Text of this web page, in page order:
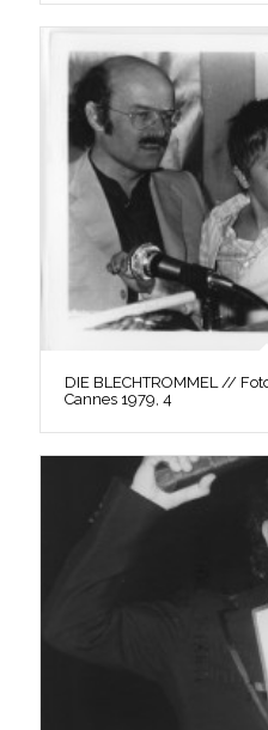
DIE BLECHTROMMEL //
Cannes 1979, 4